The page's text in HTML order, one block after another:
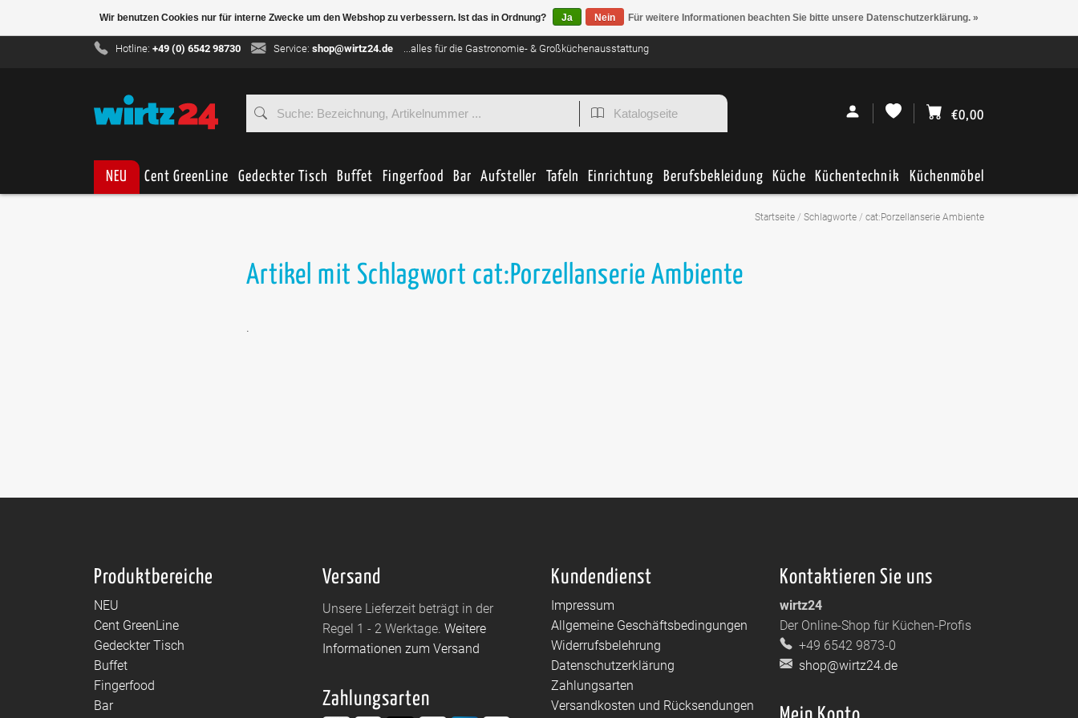
Hotline:+49 (0) 6542 98730 Service: shop@wirtz24.de ...alles für die Gastronomie- & Großküchenausstattung
€0,00
NEU Cent GreenLine Gedeckter Tisch Buffet Fingerfood Bar Aufsteller Tafeln Einrichtung Berufsbekleidung Küche Küchentechnik Küchenmöbel
Startseite / Schlagworte / cat:Porzellanserie Ambiente
Artikel mit Schlagwort cat:Porzellanserie Ambiente
.
Produktbereiche
NEU
Cent GreenLine
Gedeckter Tisch
Buffet
Fingerfood
Bar
Versand
Unsere Lieferzeit beträgt in der
Regel 1 - 2 Werktage. Weitere
Informationen zum Versand
Zahlungsarten
Kundendienst
Impressum
Allgemeine Geschäftsbedingungen
Widerrufsbelehrung
Datenschutzerklärung
Zahlungsarten
Versandkosten und Rücksendungen
Kontaktieren Sie uns
wirtz24
Der Online-Shop für Küchen-Profis
+49 6542 9873-0
shop@wirtz24.de
Wir benutzen Cookies nur für interne Zwecke um den Webshop zu verbessern. Ist das in Ordnung? Ja Nein Für weitere Informationen beachten Sie bitte unsere Datenschutzerklärung. »